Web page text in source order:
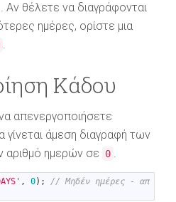
Αν θέλετε να διαγράφονται
ημέρες, ορίστε μια
.
Κάδου
απενεργοποιήσετε
άμεση διαγραφή των
αριθμό ημερών σε
0 .
, 0) ;
// Μηδέν ημέρες - απ